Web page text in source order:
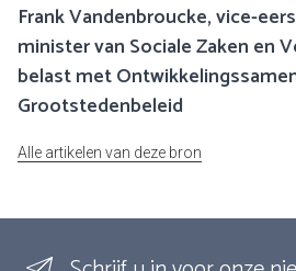
Frank Vandenbroucke, vice-
minister van Sociale Zaken en
belast met
Grootstedenbeleid
Alle artikelen van deze bron